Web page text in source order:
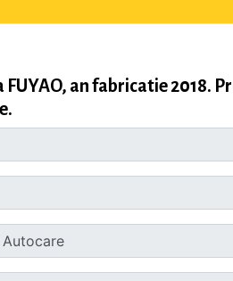
an fabricatie 2018.